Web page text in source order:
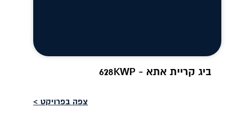
ביג קריית אתא - 628KWP
צפה בפרויקט >